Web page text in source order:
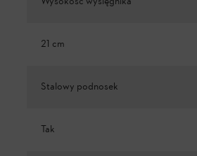
21 cm
Stalowy podnosek
Tak